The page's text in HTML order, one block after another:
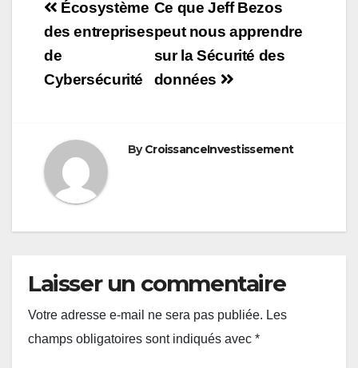
Navigation
de
l’article
Ce que Jeff Bezos
peut nous apprendre
sur la Sécurité des
données
Écosystème
des entreprises
de
Cybersécurité
ByCroissanceInvestissement
Laisser un commentaire
Votre adresse e-mail ne sera pas publiée. Les
champs obligatoires sont indiqués avec *